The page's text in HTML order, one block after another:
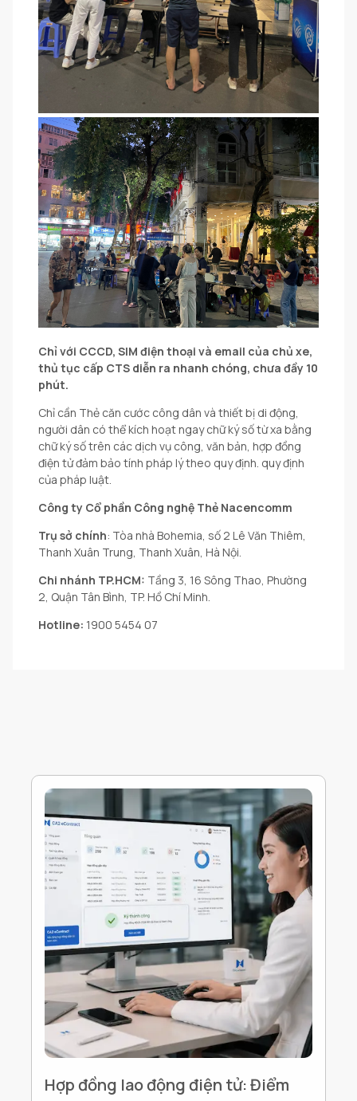
Chỉ với CCCD, SIM điện thoại và email của chủ xe,
thủ tục cấp CTS diễn ra nhanh chóng, chưa đầy 10
phút.
Chỉ cần Thẻ căn cước công dân và thiết bị di động,
người dân có thể kích hoạt ngay chữ ký số từ xa bằng
chữ ký số trên các dịch vụ công, văn bản, hợp đồng
điện tử đảm bảo tính pháp lý theo quy định. quy định
của pháp luật.
Công ty Cổ phần Công nghệ Thẻ Nacencomm
Trụ sở chính: Tòa nhà Bohemia, số 2 Lê Văn Thiêm,
Thanh Xuân Trung, Thanh Xuân, Hà Nội.
Chi nhánh TP.HCM: Tầng 3, 16 Sông Thao, Phường
2, Quận Tân Bình, TP. Hồ Chí Minh.
Hotline: 1900 5454 07
Hợp đồng lao động điện tử: Điểm